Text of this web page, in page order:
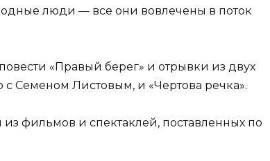
люди — все они вовлечены в поток
«Правый берег» и отрывки из двух
с Семеном Листовым, и «Чертова речка».
фильмов и спектаклей, поставленных по